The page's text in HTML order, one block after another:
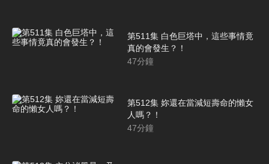
第511集 白色巨塔中，這些事情竟
真的會發生？！
47分鐘
第512集 妳還在當減短壽命的懶女
人嗎？！
47分鐘